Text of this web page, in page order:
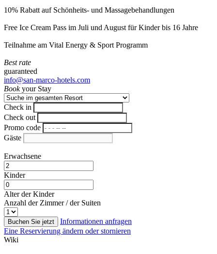
10% Rabatt auf Schönheits- und Massagebehandlungen
Free Ice Cream Pass im Juli und August für Kinder bis 16 Jahre
Teilnahme am Vital Energy & Sport Programm
Best rate
guaranteed
info@san-marco-hotels.com
Bookyour Stay
Check in
Check out
Promo code
Gäste
Erwachsene
Kinder
Alter der Kinder
Anzahl der Zimmer / der Suiten
Buchen Sie jetzt
Informationen anfragen
Eine Reservierung ändern oder stornieren
Wiki